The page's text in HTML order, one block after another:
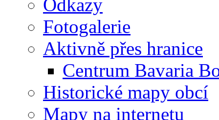
Odkazy
Fotogalerie
Aktivně přes hranice
Centrum Bavaria
Historické mapy obcí
Mapy na internetu